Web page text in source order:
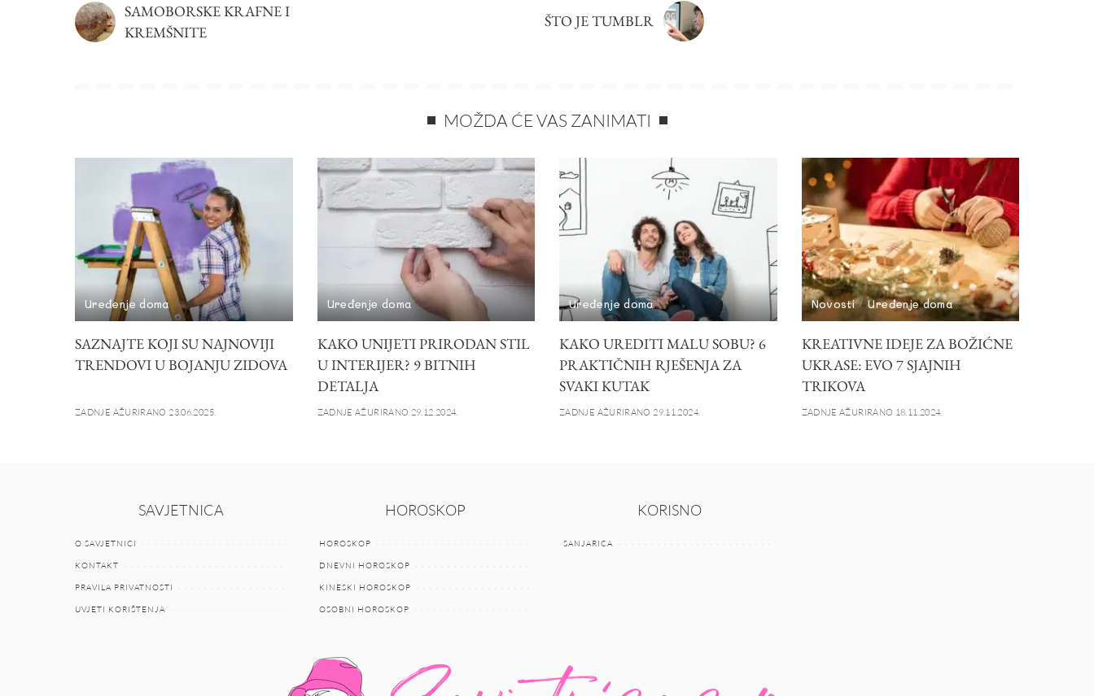
SAMOBORSKE KRAFNE I
KREMŠNITE
ŠTO JE TUMBLR
MOŽDA ĆE VAS ZANIMATI
Uređenje doma
SAZNAJTE KOJI SU NAJNOVIJI
TRENDOVI U BOJANJU ZIDOVA
ZADNJE AŽURIRANO 23.06.2025.
Uređenje doma
KAKO UNIJETI PRIRODAN STIL
U INTERIJER? 9 BITNIH
DETALJA
ZADNJE AŽURIRANO 29.12.2024.
Uređenje doma
KAKO UREDITI MALU SOBU? 6
PRAKTIČNIH RJEŠENJA ZA
SVAKI KUTAK
ZADNJE AŽURIRANO 29.11.2024.
Novosti Uređenje doma
KREATIVNE IDEJE ZA BOŽIĆNE
UKRASE: EVO 7 SJAJNIH
TRIKOVA
ZADNJE AŽURIRANO 18.11.2024.
SAVJETNICA
O SAVJETNICI
KONTAKT
PRAVILA PRIVATNOSTI
UVJETI KORIŠTENJA
HOROSKOP
HOROSKOP
DNEVNI HOROSKOP
KINESKI HOROSKOP
OSOBNI HOROSKOP
KORISNO
SANJARICA